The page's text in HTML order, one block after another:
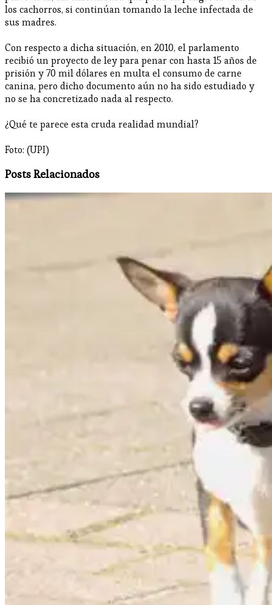
los cachorros, si continúan tomando la leche infectada de
sus madres.
Con respecto a dicha situación, en 2010, el parlamento
recibió un proyecto de ley para penar con hasta 15 años de
prisión y 70 mil dólares en multa el consumo de carne
canina, pero dicho documento aún no ha sido estudiado y
no se ha concretizado nada al respecto.
¿Qué te parece esta cruda realidad mundial?
Foto: (UPI)
Posts Relacionados